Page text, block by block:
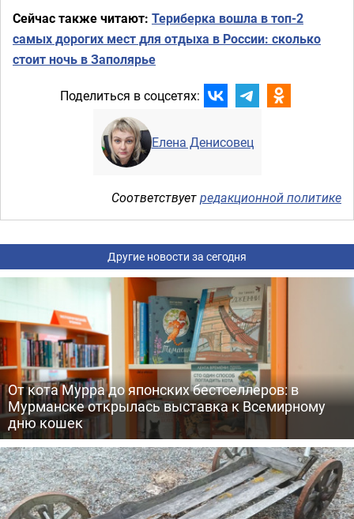
Сейчас также читают: Териберка вошла в топ-2
самых дорогих мест для отдыха в России: сколько
стоит ночь в Заполярье
Поделиться в соцсетях:
Елена Денисовец
Соответствуетредакционной политике
Другие новости за сегодня
От кота Мурра до японских бестселлеров: в
Мурманске открылась выставка к Всемирному
дню кошек